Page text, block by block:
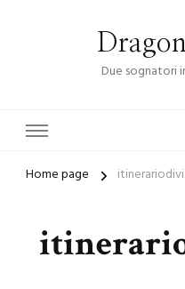
Due sognatori
Home page